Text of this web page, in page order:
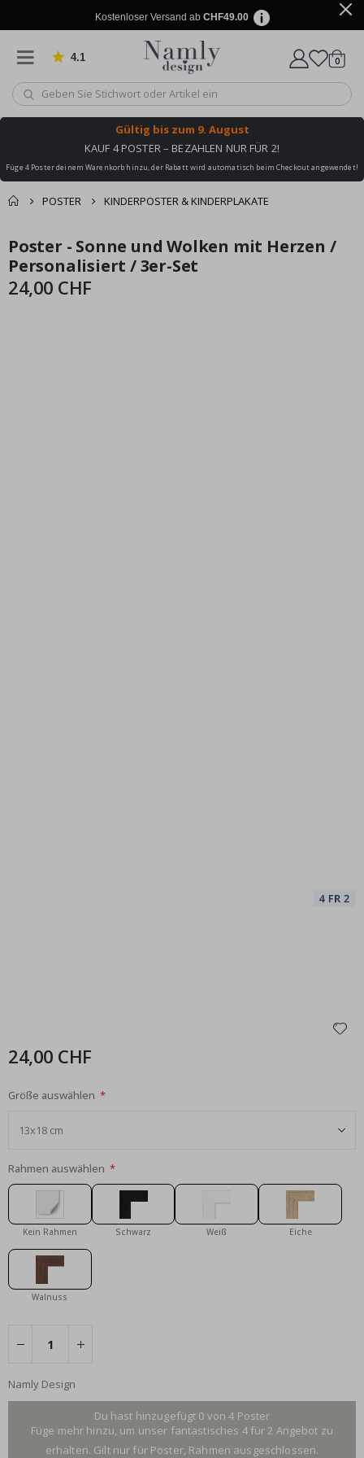
Kostenloser Versand ab CHF49.00
4.1 von 1029 Bewertungen
Wagen
0
Gültig bis zum 9. August
KAUF 4 POSTER – BEZAHLEN NUR FÜR 2!
Füge 4 Poster deinem Warenkorb hinzu, der Rabatt wird automatisch beim Checkout angewendet!
POSTER KINDERPOSTER & KINDERPLAKATE
Zusammen gekaufte
Produkte
Einkaufswagen
Zum
Ende
der
Bildgalerie
Zum
Anfang
der
Bildgalerie
Poster - Sonne und Wolken mit Herzen /
Personalisiert / 3er-Set
24,00 CHF
24,00 CHF
Größe auswählen
Rahmen auswählen
Kein Rahmen Schwarz Weiß Eiche
Walnuss
Namly Design
Du hast hinzugefügt 0 von 4 Poster
Füge mehr hinzu, um unser fantastisches 4 für 2 Angebot zu
erhalten. Gilt nur für Poster, Rahmen ausgeschlossen.